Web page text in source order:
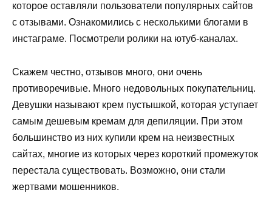
которое оставляли пользователи популярных сайтов
с отзывами. Ознакомились с несколькими блогами в
инстаграме. Посмотрели ролики на ютуб-каналах.
Скажем честно, отзывов много, они очень
противоречивые. Много недовольных покупательниц.
Девушки называют крем пустышкой, которая уступает
самым дешевым кремам для депиляции. При этом
большинство из них купили крем на неизвестных
сайтах, многие из которых через короткий промежуток
перестала существовать. Возможно, они стали
жертвами мошенников.